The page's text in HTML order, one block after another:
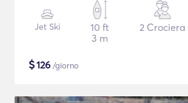
Jet Ski
10 ft
3 m
2 Crociera
$126 /giorno